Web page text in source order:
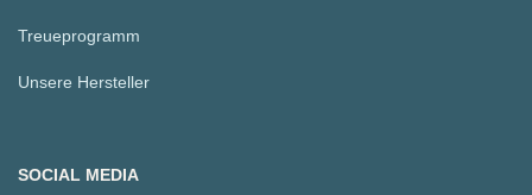
Treueprogramm
Unsere Hersteller
SOCIAL MEDIA